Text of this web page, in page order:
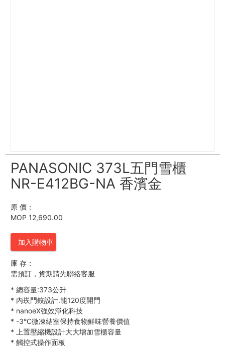
PANASONIC 373L五門雪櫃
NR-E412BG-NA 香濱金
原 價：
MOP 12,690.00
加入購物車
庫 存：
需預訂，貨期請先聯絡客服
* 總容量:373公升
* 內崁門鉸設計.能120度開門
* nanoeX強效淨化科技
* -3°C微凍結室保持食物鮮味營養價值
* 上置壓縮機設計大大增加雪櫃容量
* 觸控式操作面板